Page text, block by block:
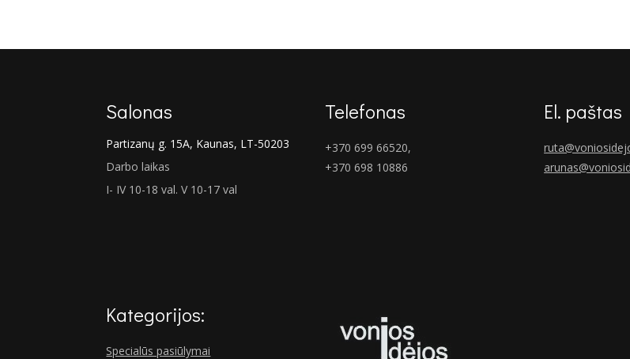
€286.00
€223.00
Salonas
Partizanų g. 15A, Kaunas, LT-50203
Darbo laikas
I- IV 10-18 val. V 10-17 val
Telefonas
+370 699 66520,
+370 698 10886
El. paštas
Kategorijos:
Specialūs pasiūlymai